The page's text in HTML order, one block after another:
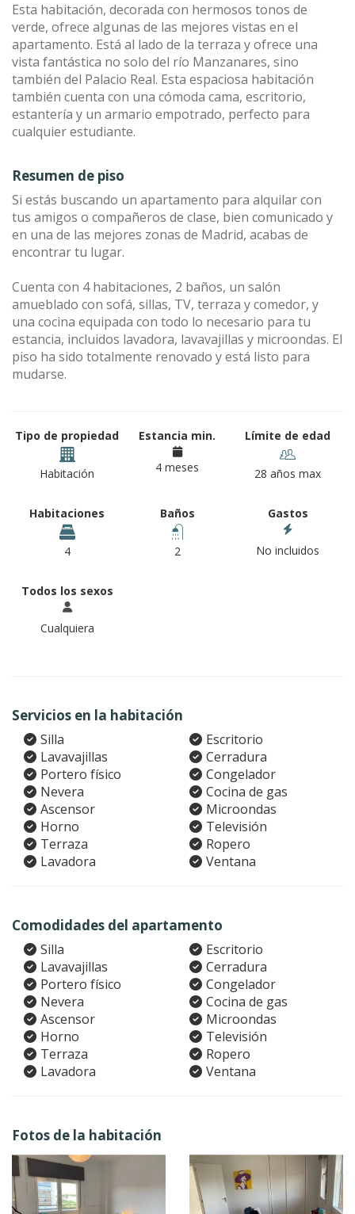
Esta habitación, decorada con hermosos tonos de
verde, ofrece algunas de las mejores vistas en el
apartamento. Está al lado de la terraza y ofrece una
vista fantástica no solo del río Manzanares, sino
también del Palacio Real. Esta espaciosa habitación
también cuenta con una cómoda cama, escritorio,
estantería y un armario empotrado, perfecto para
cualquier estudiante.
Resumen de piso
Si estás buscando un apartamento para alquilar con
tus amigos o compañeros de clase, bien comunicado y
en una de las mejores zonas de Madrid, acabas de
encontrar tu lugar.
Cuenta con 4 habitaciones, 2 baños, un salón
amueblado con sofá, sillas, TV, terraza y comedor, y
una cocina equipada con todo lo necesario para tu
estancia, incluidos lavadora, lavavajillas y microondas. El
piso ha sido totalmente renovado y está listo para
mudarse.
Tipo de propiedad
Habitación
Estancia min.
4 meses
Límite de edad
28 años max
Habitaciones
4
Baños
2
Gastos
No incluidos
Todos los sexos
Cualquiera
Servicios en la habitación
Silla
Escritorio
Lavavajillas
Cerradura
Portero físico
Congelador
Nevera
Cocina de gas
Ascensor
Microondas
Horno
Televisión
Terraza
Ropero
Lavadora
Ventana
Comodidades del apartamento
Silla
Escritorio
Lavavajillas
Cerradura
Portero físico
Congelador
Nevera
Cocina de gas
Ascensor
Microondas
Horno
Televisión
Terraza
Ropero
Lavadora
Ventana
Fotos de la habitación